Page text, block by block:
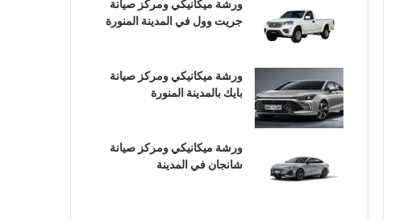
ورشة ميكانيكي ومركز صيانة
جريت وول في المدينة المنورة
ورشة ميكانيكي ومركز صيانة
بايك بالمدينة المنورة
ورشة ميكانيكي ومركز صيانة
شانجان في المدينة